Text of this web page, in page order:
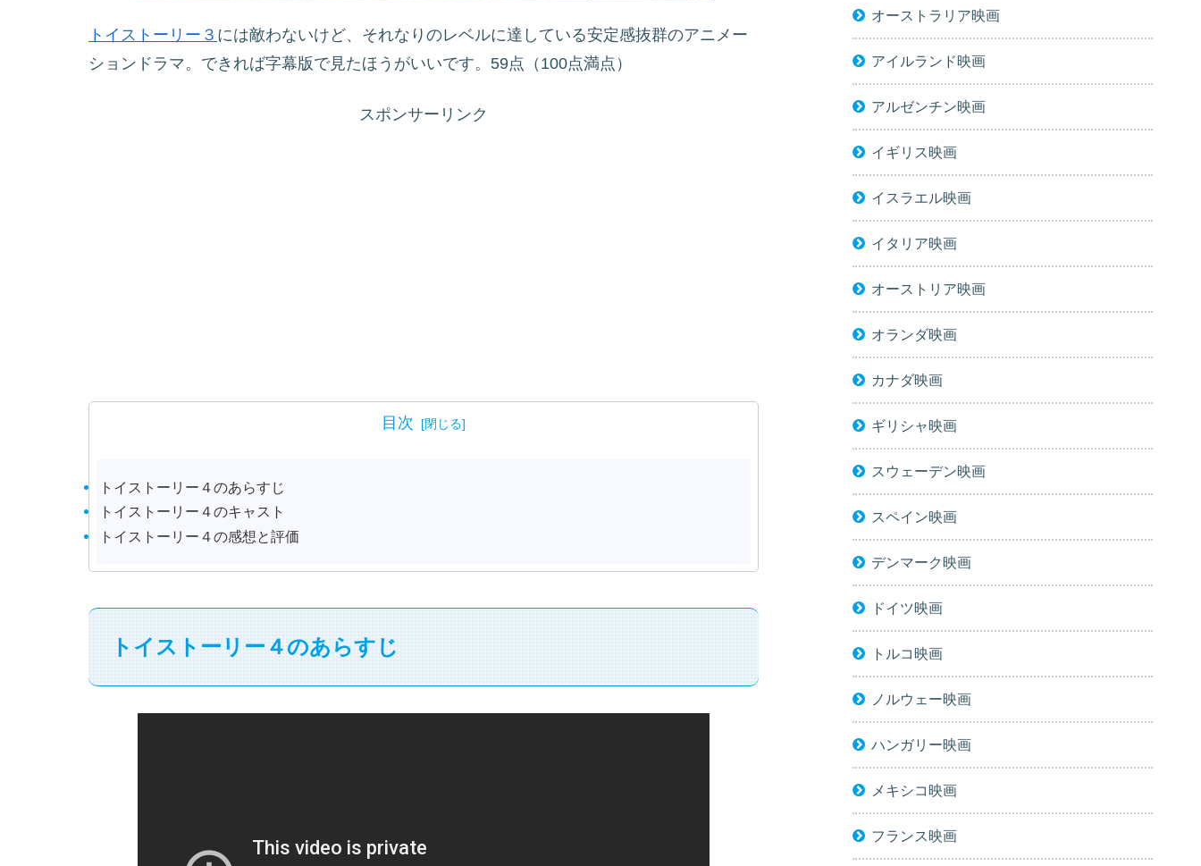
トイストーリー３ には敵わないけど、それなりのレベルに達している安定感抜群のアニメー
ションドラマ。できれば字幕版で見たほうがいいです。59点（100点満点）
スポンサーリンク
目次
トイストーリー４のあらすじ
トイストーリー４のキャスト
トイストーリー４の感想と評価
トイストーリー４のあらすじ
オーストラリア映画
アイルランド映画
アルゼンチン映画
イギリス映画
イスラエル映画
イタリア映画
オーストリア映画
オランダ映画
カナダ映画
ギリシャ映画
スウェーデン映画
スペイン映画
デンマーク映画
ドイツ映画
トルコ映画
ノルウェー映画
ハンガリー映画
メキシコ映画
フランス映画